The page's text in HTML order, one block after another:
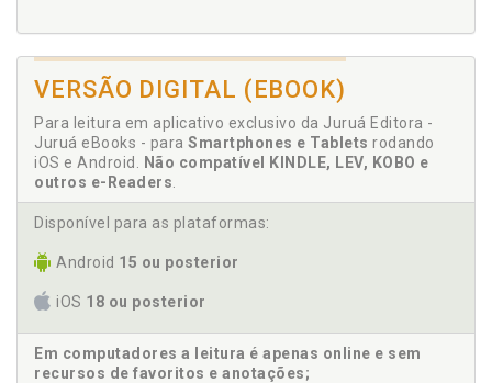
VERSÃO DIGITAL (EBOOK)
Para leitura em aplicativo exclusivo da Juruá Editora -
Juruá eBooks - para Smartphones e Tablets rodando
iOS e Android.
Não compatível KINDLE, LEV, KOBO e
outros e-Readers
Disponível para as plataformas:
Android 15 ou posterior
iOS 18 ou posterior
Em computadores a leitura é apenas online e sem
recursos de favoritos e anotações;